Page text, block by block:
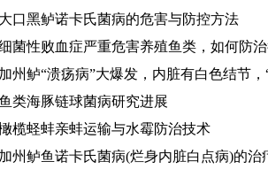
口黑鲈诺卡氏菌病的危害与防控方法
菌性败血症严重危害养殖鱼类，如何防治
州鲈“溃疡病”大爆发，内脏有白色结节，
类海豚链球菌病研究进展
榄蛏蚌亲蚌运输与水霉防治技术
州鲈鱼诺卡氏菌病(烂身内脏白点病)的治